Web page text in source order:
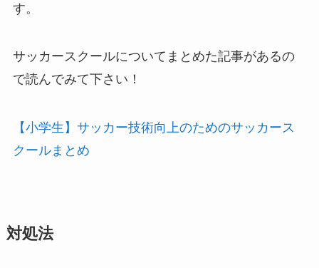
す。
サッカースクールについてまとめた記事があるの
で読んでみて下さい！
【小学生】サッカー技術向上のためのサッカース
クールまとめ
対処法